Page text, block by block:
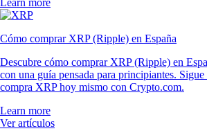
Cómo comprar XRP (Ripple) en España
Descubre cómo comprar XRP (Ripple) en
con una guía pensada para principiantes.
compra XRP hoy mismo con Crypto.com.
Learn more
Ver artículos